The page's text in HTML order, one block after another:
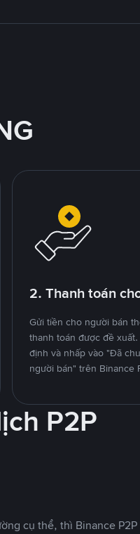
2. Thanh toán
Gửi tiền cho người bán
thanh toán được đề
định và nhấp vào "Đã
người bán" trên Binance
P2P
cụ thể, thì Binance P2P